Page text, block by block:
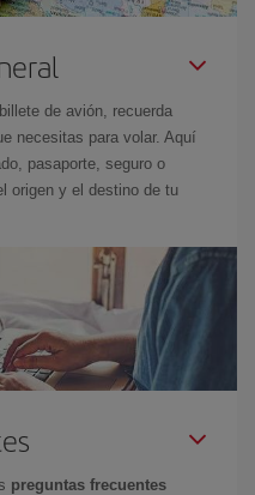
de avión, recuerda
necesitas para volar. Aquí
pasaporte, seguro o
origen y el destino de tu
preguntas frecuentes